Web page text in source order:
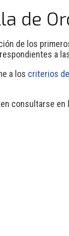
de
de los
a
a los criterios
consultarse en